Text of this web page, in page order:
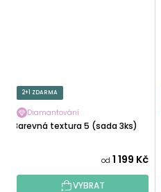
2+1 ZDARMA
Diamantování
Barevná textura 5 (sada 3ks)
od 1 199 Kč
VYBRAT